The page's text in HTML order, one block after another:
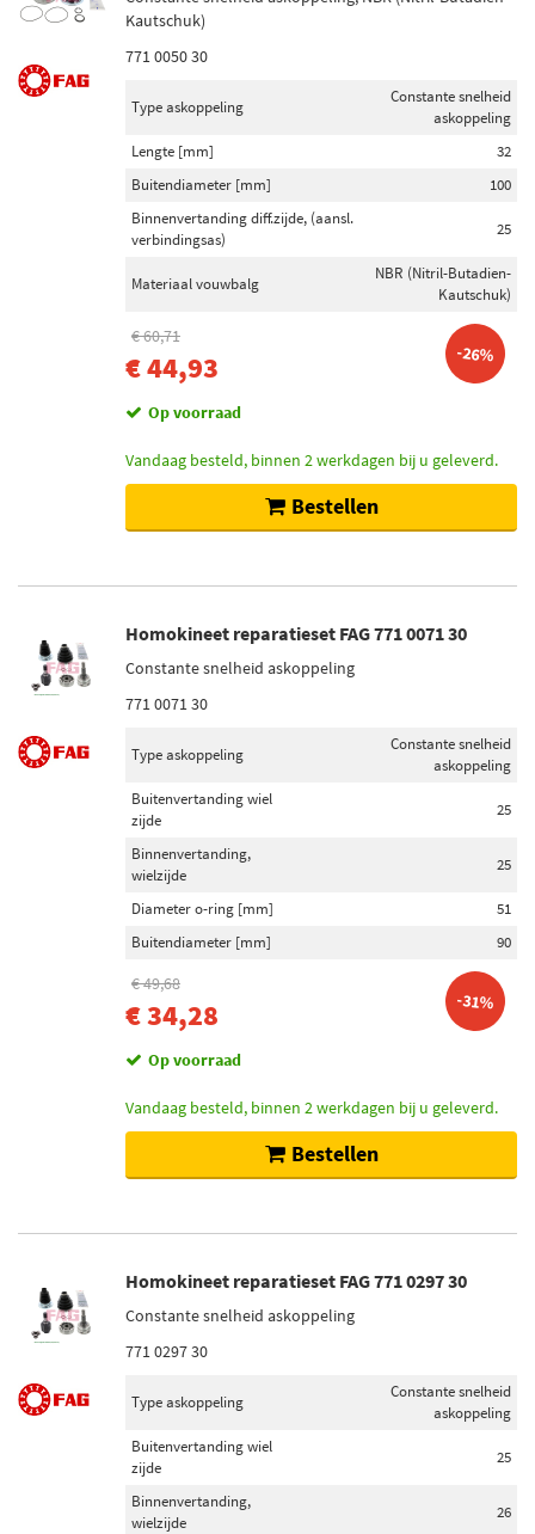
Kautschuk)
771 0050 30
Type askoppeling
Constante snelheid
askoppeling
Lengte [mm]
32
Buitendiameter [mm]
100
Binnenvertanding diff.zijde, (aansl.
verbindingsas)
25
Materiaal vouwbalg
NBR (Nitril-Butadien-
Kautschuk)
€ 60,71
€ 44,93 -26%
Op voorraad
Vandaag besteld, binnen 2 werkdagen bij u geleverd.
Bestellen
Homokineet reparatieset FAG 771 0071 30
Constante snelheid askoppeling
771 0071 30
Type askoppeling
Constante snelheid
askoppeling
Buitenvertanding wiel
zijde
25
Binnenvertanding,
wielzijde
25
Diameter o-ring [mm]
51
Buitendiameter [mm]
90
€ 49,68
€ 34,28 -31%
Op voorraad
Vandaag besteld, binnen 2 werkdagen bij u geleverd.
Bestellen
Homokineet reparatieset FAG 771 0297 30
Constante snelheid askoppeling
771 0297 30
Type askoppeling
Constante snelheid
askoppeling
Buitenvertanding wiel
zijde
25
Binnenvertanding,
wielzijde
26